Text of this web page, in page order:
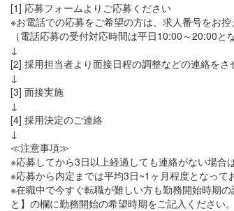
[1] 応募フォームよりご応募ください
※お電話での応募をご希望の方は、求人番号をお
（電話応募の受付対応時間は平日10:00～20:00
↓
[2] 採用担当者より面接日程の調整などの連絡をさ
↓
[3] 面接実施
↓
[4] 採用決定のご連絡
↓
≪注意事項≫
※応募してから3日以上経過しても連絡がない場合
※応募から内定までは平均3日~1ヶ月程度となって
※在職中で今すぐ転職が難しい方も勤務開始時期
と】の欄に勤務開始の希望時期をご記入ください。